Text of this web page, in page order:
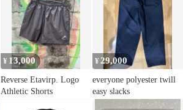
¥ 13,000
Reverse Etavirp. Logo
Athletic Shorts
¥ 29,000
everyone polyester twill
easy slacks